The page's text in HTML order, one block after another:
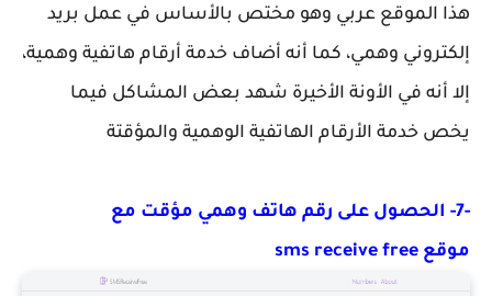
هذا الموقع عربي وهو مختص بالأساس في عمل بريد
إلكتروني وهمي، كما أنه أضاف خدمة أرقام هاتفية وهمية،
إلا أنه في الأونة الأخيرة شهد بعض المشاكل فيما
يخص خدمة الأرقام الهاتفية الوهمية والمؤقتة
-7- الحصول على رقم هاتف وهمي مؤقت مع
موقع sms receive free